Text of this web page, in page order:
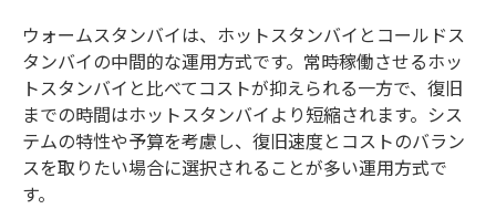
ウォームスタンバイは、ホットスタンバイとコールドス
タンバイの中間的な運用方式です。常時稼働させるホッ
トスタンバイと比べてコストが抑えられる一方で、復旧
までの時間はホットスタンバイより短縮されます。シス
テムの特性や予算を考慮し、復旧速度とコストのバラン
スを取りたい場合に選択されることが多い運用方式で
す。